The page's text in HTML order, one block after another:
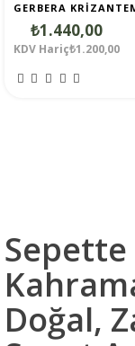
Sepette
Doğal,
GERBERA
₺1.440,00
KDV Hariç₺1.200,00